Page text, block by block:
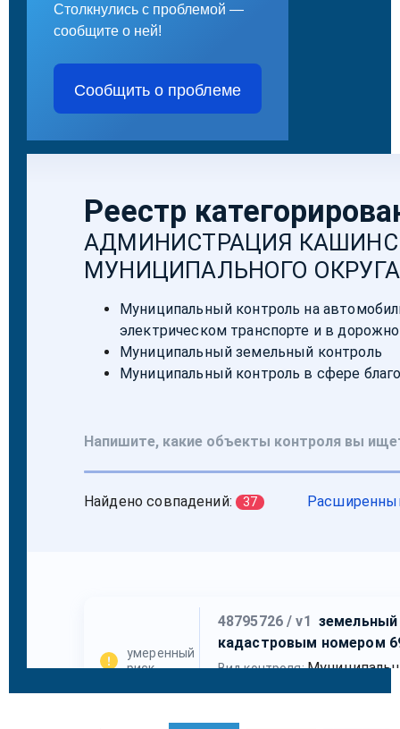
Столкнулись с проблемой —
сообщите о ней!
Сообщить о проблеме